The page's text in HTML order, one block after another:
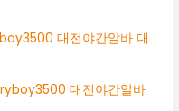
대전야간알바 대
대전야간알바